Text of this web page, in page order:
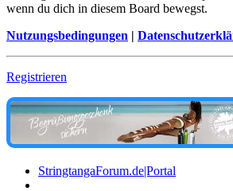
wenn du dich in diesem Board bewegst.
Nutzungsbedingungen |
Registrieren
StringtangaForum.de|Portal